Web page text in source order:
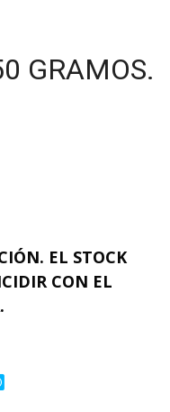
GRAMOS.
EL STOCK
CON EL